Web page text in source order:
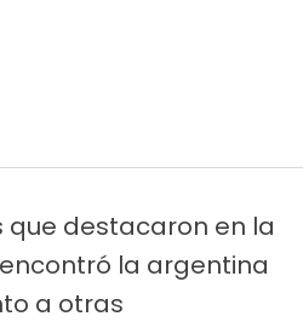
que destacaron en la
la argentina
a otras